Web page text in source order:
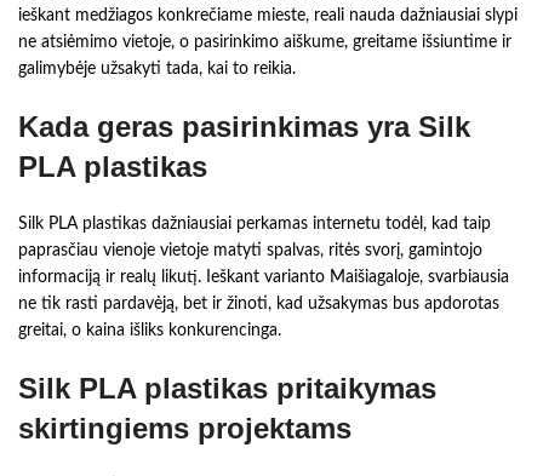
ieškant medžiagos konkrečiame mieste, reali nauda dažniausiai slypi
ne atsiėmimo vietoje, o pasirinkimo aiškume, greitame išsiuntime ir
galimybėje užsakyti tada, kai to reikia.
Kada geras pasirinkimas yra Silk
PLA plastikas
Silk PLA plastikas dažniausiai perkamas internetu todėl, kad taip
paprasčiau vienoje vietoje matyti spalvas, ritės svorį, gamintojo
informaciją ir realų likutį. Ieškant varianto Maišiagaloje, svarbiausia
ne tik rasti pardavėją, bet ir žinoti, kad užsakymas bus apdorotas
greitai, o kaina išliks konkurencinga.
Silk PLA plastikas pritaikymas
skirtingiems projektams